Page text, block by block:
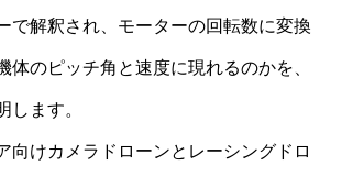
で解釈され、モーターの回転数に変換
体のピッチ角と速度に現れるのかを、
します。
向けカメラドローンとレーシングドロ